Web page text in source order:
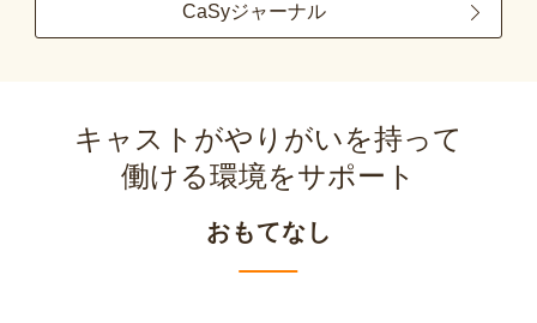
CaSyジャーナル
キャストがやりがいを持って
働ける環境をサポート
おもてなし